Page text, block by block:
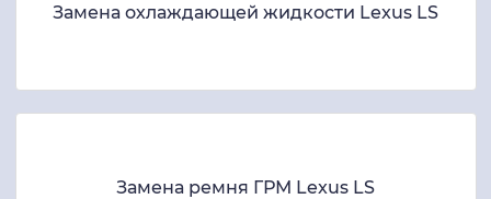
Замена охлаждающей жидкости Lexus LS
Замена ремня ГРМ Lexus LS